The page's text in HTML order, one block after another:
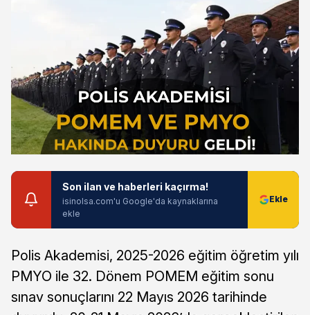
Son ilan ve haberleri kaçırma!
isinolsa.com'u Google'da kaynaklarına
ekle
Polis Akademisi, 2025-2026 eğitim öğretim yılı
PMYO ile 32. Dönem POMEM eğitim sonu
sınav sonuçlarını 22 Mayıs 2026 tarihinde